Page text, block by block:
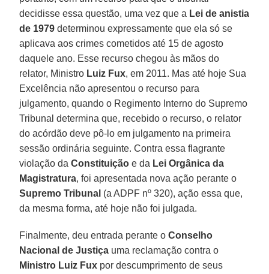
decidisse essa questão, uma vez que a Lei de anistia
de 1979 determinou expressamente que ela só se
aplicava aos crimes cometidos até 15 de agosto
daquele ano. Esse recurso chegou às mãos do
relator, Ministro Luiz Fux, em 2011. Mas até hoje Sua
Excelência não apresentou o recurso para
julgamento, quando o Regimento Interno do Supremo
Tribunal determina que, recebido o recurso, o relator
do acórdão deve pô-lo em julgamento na primeira
sessão ordinária seguinte. Contra essa flagrante
violação daConstituição e da Lei Orgânica da
Magistratura, foi apresentada nova ação perante o
Supremo Tribunal (a ADPF nº 320), ação essa que,
da mesma forma, até hoje não foi julgada.
Finalmente, deu entrada perante oConselho
Nacional de Justiça uma reclamação contra o
Ministro Luiz Fux por descumprimento de seus